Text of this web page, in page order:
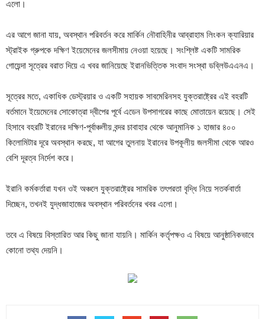
এলো।
এর আগে জানা যায়, অবস্থান পরিবর্তন করে মার্কিন নৌবাহিনীর আব্রাহাম লিংকন ক্যারিয়ার
স্ট্রাইক গ্রুপকে দক্ষিণ ইয়েমেনের জলসীমায় নেওয়া হয়েছে। সংশ্লিষ্ট একটি সামরিক
গোয়েন্দা সূত্রের বরাত দিয়ে এ খবর জানিয়েছে ইরানভিত্তিক সংবাদ সংস্থা ডব্লিউএএনএ।
সূত্রের মতে, একাধিক ডেস্ট্রয়ার ও একটি সহায়ক সাবমেরিনসহ যুক্তরাষ্ট্রের এই বহরটি
বর্তমানে ইয়েমেনের সোকোত্রা দ্বীপের পূর্বে এডেন উপসাগরের কাছে মোতায়েন রয়েছে। সেই
হিসাবে বহরটি ইরানের দক্ষিণ-পূর্বাঞ্চলীয় বন্দর চাবাহার থেকে আনুমানিক ১ হাজার ৪০০
কিলোমিটার দূরে অবস্থান করছে, যা আগের তুলনায় ইরানের উপকূলীয় জলসীমা থেকে আরও
বেশি দূরত্ব নির্দেশ করে।
ইরানি কর্মকর্তারা যখন ওই অঞ্চলে যুক্তরাষ্ট্রের সামরিক তৎপরতা বৃদ্ধি নিয়ে সতর্কবার্তা
দিচ্ছেন, তখনই যুদ্ধজাহাজের অবস্থান পরিবর্তনের খবর এলো।
তবে এ বিষয়ে বিস্তারিত আর কিছু জানা যায়নি। মার্কিন কর্তৃপক্ষও এ বিষয়ে আনুষ্ঠানিকভাবে
কোনো তথ্য দেয়নি।